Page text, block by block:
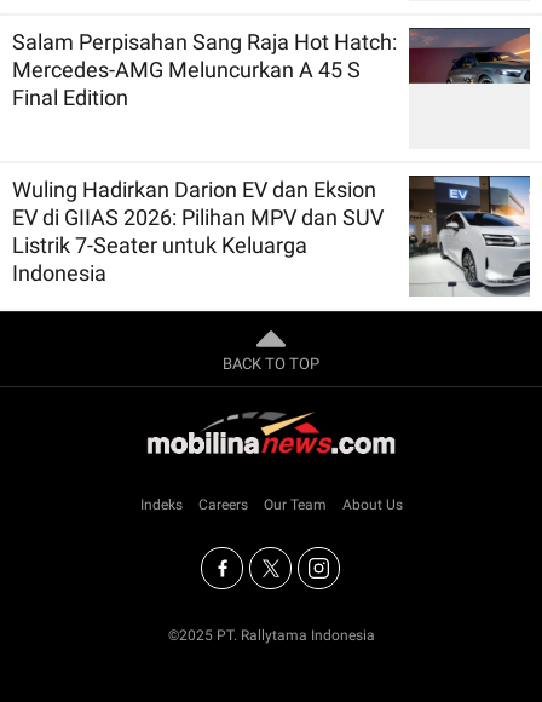
Salam Perpisahan Sang Raja Hot Hatch:
Mercedes-AMG Meluncurkan A 45 S
Final Edition
Wuling Hadirkan Darion EV dan Eksion
EV di GIIAS 2026: Pilihan MPV dan SUV
Listrik 7-Seater untuk Keluarga
Indonesia
BACK TO TOP
Indeks Careers Our Team About Us
©2025 PT. Rallytama Indonesia